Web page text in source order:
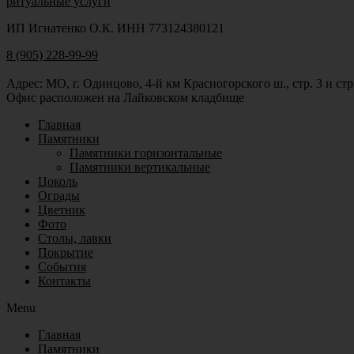
ИП Игнатенко О.К. ИНН 773124380121
8 (905) 228-99-99
Адрес: МО, г. Одинцово, 4-й км Красногорского ш., стр. 3 и
Офис расположен на Лайковском кладбище
Главная
Памятники
Памятники горизонтальные
Памятники вертикальные
Цоколь
Ограды
Цветник
Фото
Столы, лавки
Покрытие
События
Контакты
Menu
Главная
Памятники